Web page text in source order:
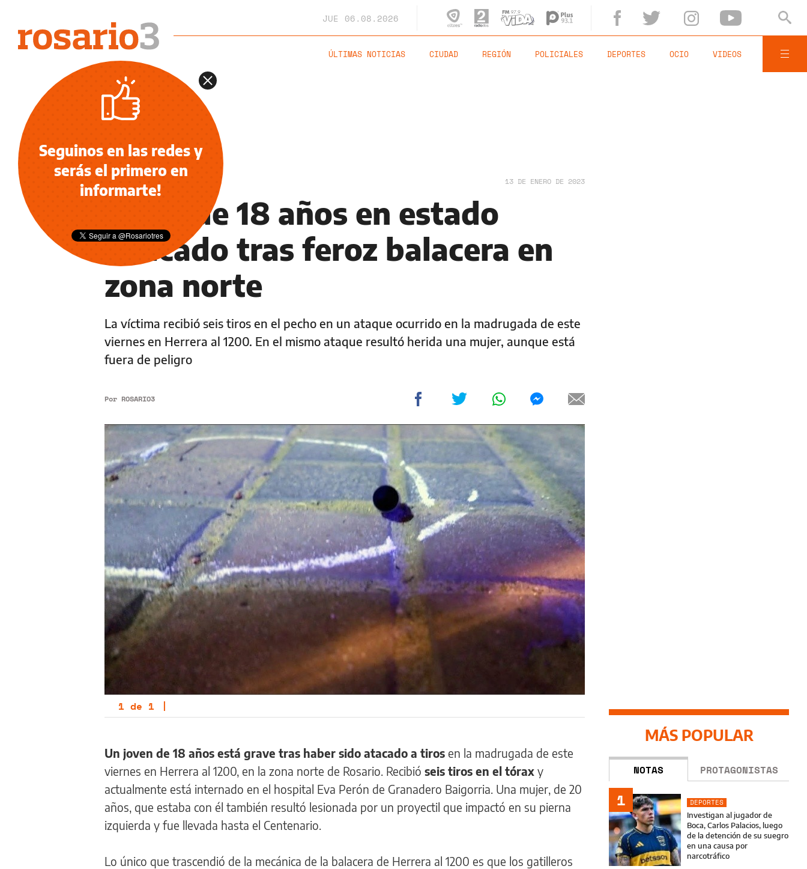
JUE 06.08.2026
ÚLTIMAS NOTICIAS CIUDAD REGIÓN POLICIALES DEPORTES OCIO VIDEOS
POLICIALES 13 DE ENERO DE 2023
Joven de 18 años en estado
delicado tras feroz balacera en
zona norte
La víctima recibió seis tiros en el pecho en un ataque ocurrido en la madrugada de este
viernes en Herrera al 1200. En el mismo ataque resultó herida una mujer, aunque está
fuera de peligro
Por ROSARIO3
1 de 1 |
Un joven de 18 años está grave tras haber sido atacado a tiros en la madrugada de este
viernes en Herrera al 1200, en la zona norte de Rosario. Recibió seis tiros en el tórax y
actualmente está internado en el hospital Eva Perón de Granadero Baigorria. Una mujer, de 20
años, que estaba con él también resultó lesionada por un proyectil que impactó en su pierna
izquierda y fue llevada hasta el Centenario.
Lo único que trascendió de la mecánica de la balacera de Herrera al 1200 es que los gatilleros
MÁS POPULAR
NOTAS PROTAGONISTAS
1
DEPORTES
Investigan al jugador de
Boca, Carlos Palacios, luego
de la detención de su suegro
en una causa por
narcotráfico
Seguinos en las redes y
serás el primero en
informarte!